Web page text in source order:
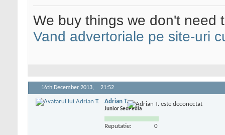
We buy things we don't need
Vand advertoriale pe site-uri
16th December 2013, 21:52
Adrian T.
Junior SeoPedia
Reputatie: 0